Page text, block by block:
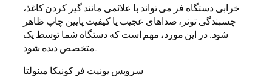
خرابی دستگاه فر می تواند با علائمی مانند گیر کردن کاغذ،
چسبندگی تونر، صداهای عجیب یا کیفیت پایین چاپ ظاهر
شود. در این مورد، مهم است که دستگاه شما توسط یک
متخصص دیده شود.
سرویس یونیت فر کونیکا مینولتا